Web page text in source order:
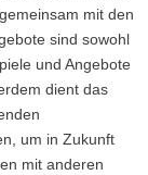
mit den
sind sowohl
und Angebote
dient das
um in Zukunft
mit anderen